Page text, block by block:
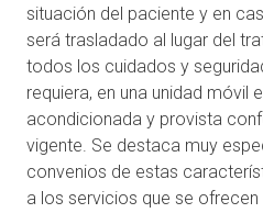
situación del paciente y en
será trasladado al lugar del
todos los cuidados y
requiera, en una unidad móvil
acondicionada y provista
vigente. Se destaca muy
convenios de estas
a los servicios que se